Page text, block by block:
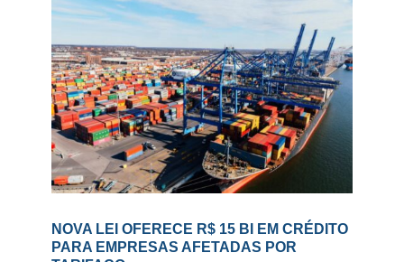
NOVA LEI OFERECE R$ 15 BI EM CRÉDITO
PARA EMPRESAS AFETADAS POR